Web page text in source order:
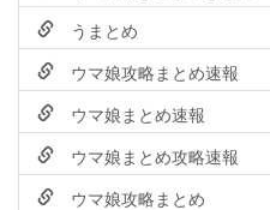
うまとめ
ウマ娘攻略まとめ速報
ウマ娘まとめ速報
ウマ娘まとめ攻略速報
ウマ娘攻略まとめ